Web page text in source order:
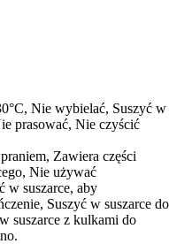
Nie wybielać, Suszyć w
prasować, Nie czyścić
Zawiera części
Nie używać
w suszarce, aby
Suszyć w suszarce do
suszarce z kulkami do